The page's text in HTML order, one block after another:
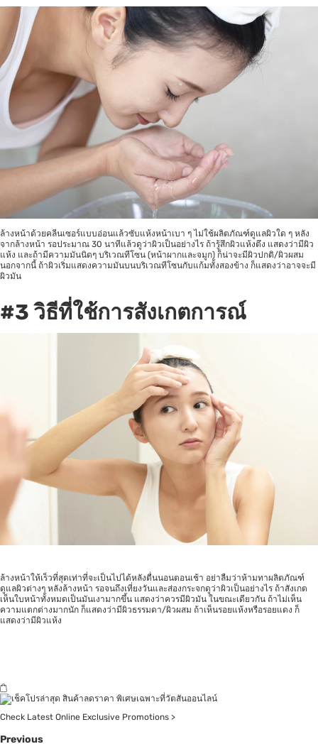
ล้างหน้าด้วยคลีนเซอร์แบบอ่อนแล้วซับแห้งหน้าเบา ๆ ไม่ใช้ผลิตภัณฑ์ดูแลผิวใด ๆ หลัง
จากล้างหน้า รอประมาณ 30 นาทีแล้วดูว่าผิวเป็นอย่างไร ถ้ารู้สึกผิวแห้งตึง แสดงว่ามีผิว
แห้ง และถ้ามีความมันนิดๆ บริเวณทีโซน (หน้าผากและจมูก) ก็น่าจะมีผิวปกติ/ผิวผสม
นอกจากนี้ ถ้าผิวเริ่มแสดงความมันบนบริเวณทีโซนกับแก้มทั้งสองข้าง ก็แสดงว่าอาจจะมี
ผิวมัน
#3วิธีที่ใช้การสังเกตการณ์
ล้างหน้าให้เร็วที่สุดเท่าที่จะเป็นไปได้หลังตื่นนอนตอนเช้า อย่าลืมว่าห้ามทาผลิตภัณฑ์
ดูแลผิวต่างๆ หลังล้างหน้า รอจนถึงเที่ยงวันและส่องกระจกดูว่าผิวเป็นอย่างไร ถ้าสังเกต
เห็นใบหน้าทั้งหมดเป็นมันเงามากขึ้น แสดงว่าควรมีผิวมัน ในขณะเดียวกัน ถ้าไม่เห็น
ความแตกต่างมากนัก ก็แสดงว่ามีผิวธรรมดา/ผิวผสม ถ้าเห็นรอยแห้งหรือรอยแดง ก็
แสดงว่ามีผิวแห้ง
Check Latest Online Exclusive Promotions >
Previous